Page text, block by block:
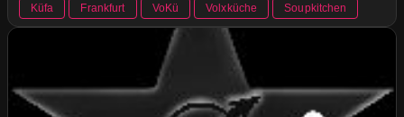
Küfa Frankfurt VoKü Volxküche Soupkitchen